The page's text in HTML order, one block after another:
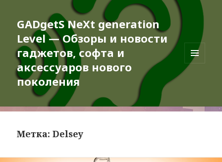
GADgetS NeXt generation
Level — Обзоры и новости
гаджетов, софта и
аксессуаров нового
поколения
МЕНЮ
Метка:Delsey